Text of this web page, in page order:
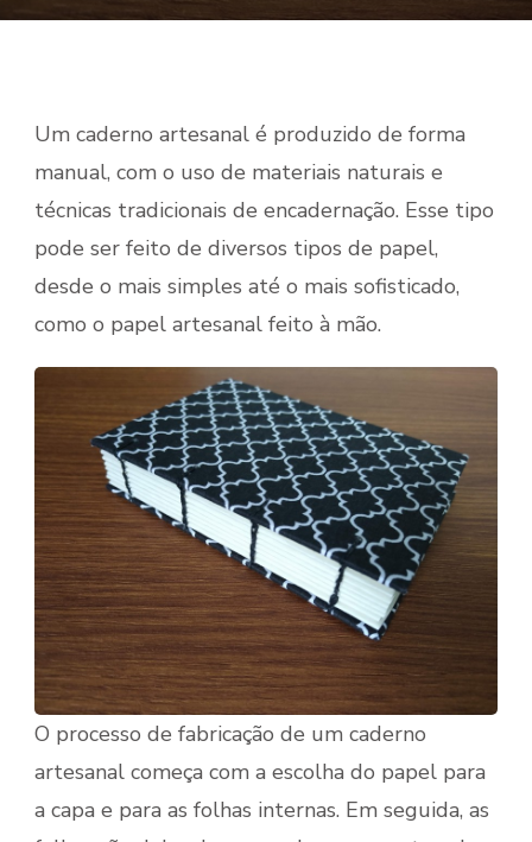
Um caderno artesanal é produzido de forma
manual, com o uso de materiais naturais e
técnicas tradicionais de encadernação. Esse tipo
pode ser feito de diversos tipos de papel,
desde o mais simples até o mais sofisticado,
como o papel artesanal feito à mão.
O processo de fabricação de um caderno
artesanal começa com a escolha do papel para
a capa e para as folhas internas. Em seguida, as